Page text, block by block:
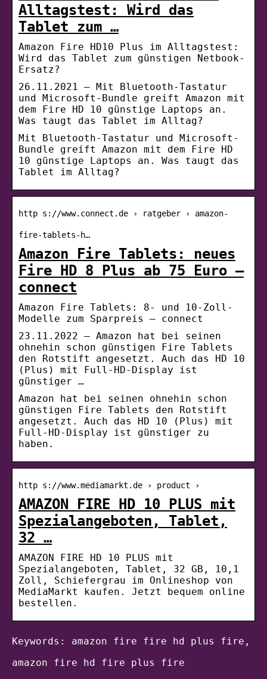
Alltagstest: Wird das
Tablet zum …
Amazon Fire HD10 Plus im Alltagstest:
Wird das Tablet zum günstigen Netbook-
Ersatz?
26.11.2021 — Mit Bluetooth-Tastatur
und Microsoft-Bundle greift Amazon mit
dem Fire HD 10 günstige Laptops an.
Was taugt das Tablet im Alltag?
Mit Bluetooth-Tastatur und Microsoft-
Bundle greift Amazon mit dem Fire HD
10 günstige Laptops an. Was taugt das
Tablet im Alltag?
http s://www.connect.de › ratgeber › amazon-
fire-tablets-h…
Amazon Fire Tablets: neues
Fire HD 8 Plus ab 75 Euro –
connect
Amazon Fire Tablets: 8- und 10-Zoll-
Modelle zum Sparpreis – connect
23.11.2022 — Amazon hat bei seinen
ohnehin schon günstigen Fire Tablets
den Rotstift angesetzt. Auch das HD 10
(Plus) mit Full-HD-Display ist
günstiger …
Amazon hat bei seinen ohnehin schon
günstigen Fire Tablets den Rotstift
angesetzt. Auch das HD 10 (Plus) mit
Full-HD-Display ist günstiger zu
haben.
http s://www.mediamarkt.de › product ›
AMAZON FIRE HD 10 PLUS mit
Spezialangeboten, Tablet,
32 …
AMAZON FIRE HD 10 PLUS mit
Spezialangeboten, Tablet, 32 GB, 10,1
Zoll, Schiefergrau im Onlineshop von
MediaMarkt kaufen. Jetzt bequem online
bestellen.
Keywords: amazon fire fire hd plus fire,
amazon fire hd fire plus fire